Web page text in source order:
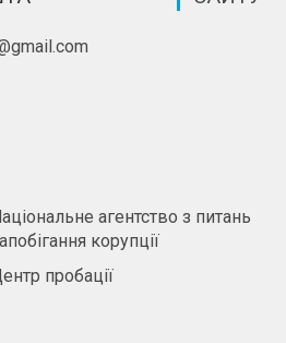
агентство з питань
корупції
пробації